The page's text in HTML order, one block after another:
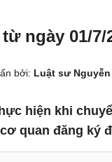
ngày 01/7/
bởi: Luật sư
hiện khi
quan đăng ký